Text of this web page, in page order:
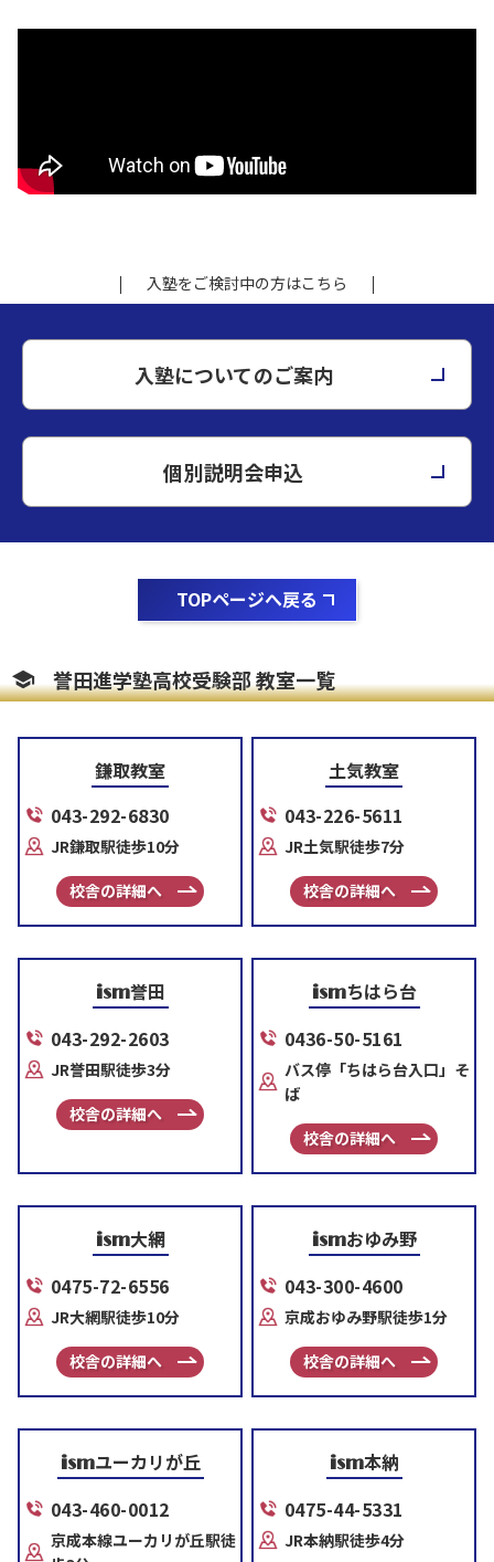
入塾をご検討中の方はこちら
入塾についてのご案内
個別説明会申込
TOPページへ戻る
誉田進学塾高校受験部 教室一覧
鎌取教室
043-292-6830
JR鎌取駅徒歩10分
校舎の詳細へ
土気教室
043-226-5611
JR土気駅徒歩7分
校舎の詳細へ
ism誉田
043-292-2603
JR誉田駅徒歩3分
校舎の詳細へ
ismちはら台
0436-50-5161
バス停「ちはら台入口」そ
ば
校舎の詳細へ
ism大網
0475-72-6556
JR大網駅徒歩10分
校舎の詳細へ
ismおゆみ野
043-300-4600
京成おゆみ野駅徒歩1分
校舎の詳細へ
ismユーカリが丘
043-460-0012
京成本線ユーカリが丘駅徒
ism本納
0475-44-5331
JR本納駅徒歩4分